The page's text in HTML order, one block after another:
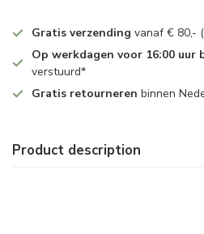
Gratis verzending vanaf € 80,-
Op werkdagen voor 16:00 uur
verstuurd*
Gratis retourneren binnen
Product description